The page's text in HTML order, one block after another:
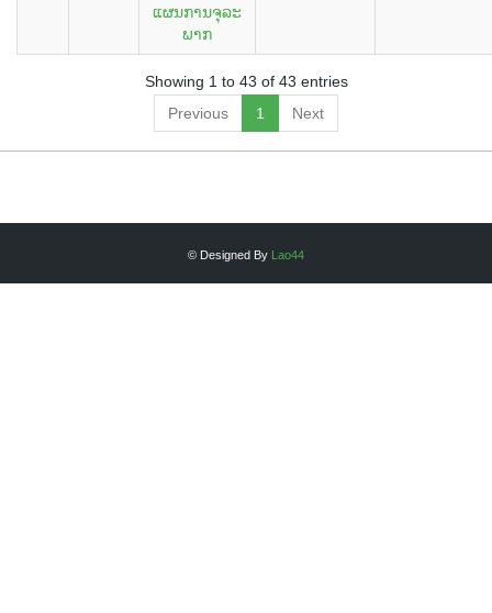
ແຜນການຈຸລະ
ພາກ
Showing 1 to 43 of 43 entries
Previous
1 Next
© Designed By Lao44